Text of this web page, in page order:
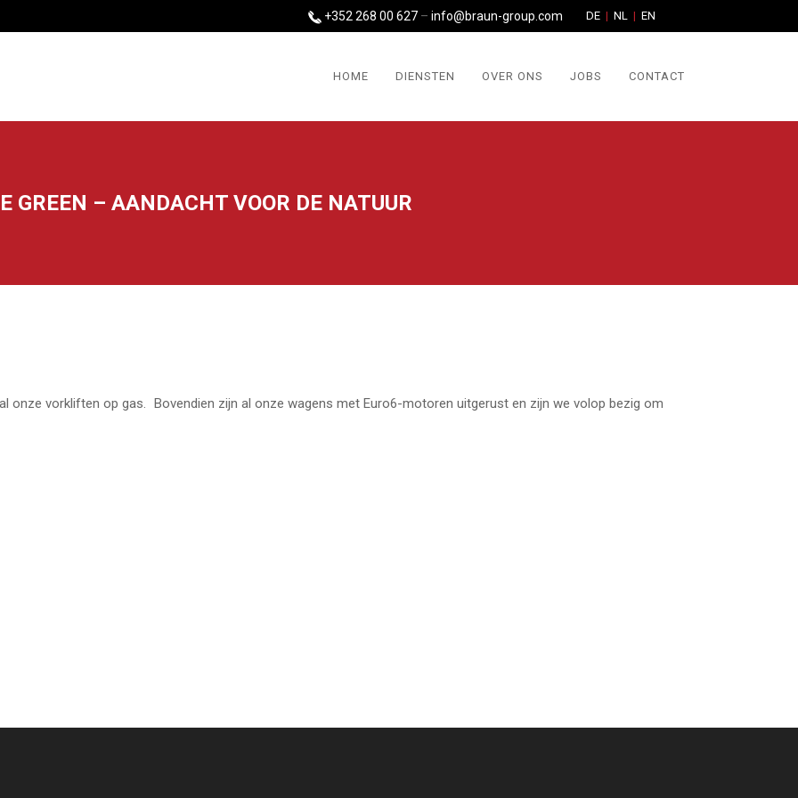
DE NL EN
+352 268 00 627 – info@braun-group.com
HOME DIENSTEN OVER ONS JOBS CONTACT
GREEN – AANDACHT VOOR DE NATUUR
onze vorkliften op gas. Bovendien zijn al onze wagens met Euro6-motoren uitgerust en zijn we volop bezig om